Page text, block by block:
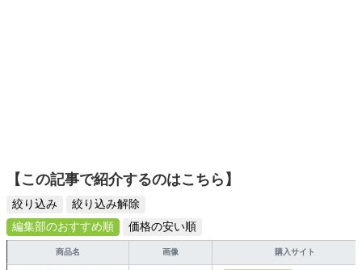
【この記事で紹介するのはこちら】
絞り込み
絞り込み解除
編集部のおすすめ順
価格の安い順
商品名 画像 購入サイト